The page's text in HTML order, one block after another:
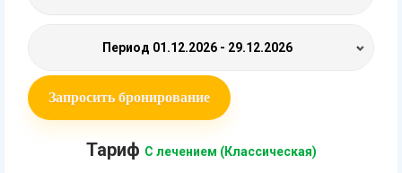
Период 01.12.2026 - 29.12.2026
Запросить бронирование
Тариф С лечением (Классическая)